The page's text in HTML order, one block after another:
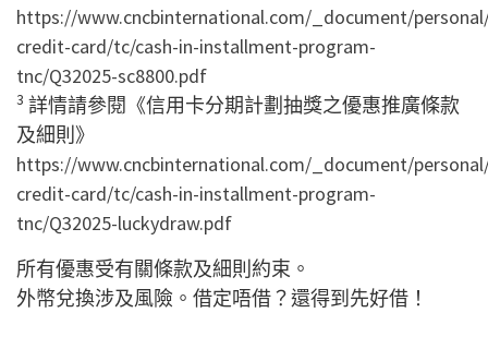
https://www.cncbinternational.com/_document/
credit-card/tc/cash-in-installment-program-
tnc/Q32025-sc8800.pdf
3 詳情請參閱《信用卡分期計劃抽獎之優惠推廣條款
及細則》
https://www.cncbinternational.com/_document/
credit-card/tc/cash-in-installment-program-
tnc/Q32025-luckydraw.pdf
所有優惠受有關條款及細則約束。
外幣兌換涉及風險。借定唔借？還得到先好借！